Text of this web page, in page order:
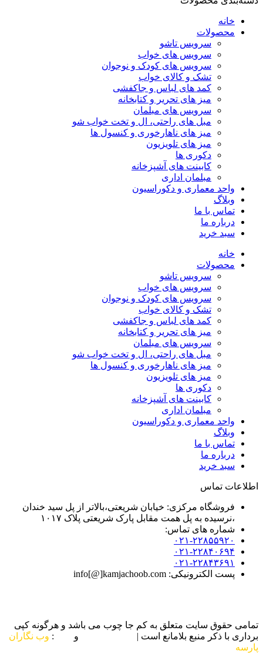
خانه
محصولات
سرویس تاشو
سرویس های خواب
سرویس های کودک و نوجوان
تشک و کالای خواب
کمد های لباس و جاکفشی
میز های تحریر و کتابخانه
سرویس های مبلمان
مبل های راحتی، ال و تخت خواب شو
میز های ناهارخوری و کنسول ها
میز های تلویزیون
دکوری ها
کابینت های آشپزخانه
مبلمان اداری
واحد معماری و دکوراسیون
وبلاگ
تماس با ما
درباره ما
سبد خرید
خانه
محصولات
سرویس تاشو
سرویس های خواب
سرویس های کودک و نوجوان
تشک و کالای خواب
کمد های لباس و جاکفشی
میز های تحریر و کتابخانه
سرویس های مبلمان
مبل های راحتی، ال و تخت خواب شو
میز های ناهارخوری و کنسول ها
میز های تلویزیون
دکوری ها
کابینت های آشپزخانه
مبلمان اداری
واحد معماری و دکوراسیون
وبلاگ
تماس با ما
درباره ما
سبد خرید
اطلاعات تماس
فروشگاه مرکزی: خیابان شریعتی،بالاتر از پل سید خندان
،نرسیده به پل همت مقابل پارک شریعتی پلاک ۱۰۱۷
شماره های تماس:
۰۲۱-۲۲۸۵۵۹۲۰
۰۲۱-۲۲۸۴۰۶۹۴
۰۲۱-۲۲۸۴۳۶۹۱
پست الکترونیکی: info[@]kamjachoob.com
تمامی حقوق سایت متعلق به کم جا چوب می باشد و هرگونه کپی
برداری با ذکر منبع بلامانع است |
و : وب نگاران
پارسه